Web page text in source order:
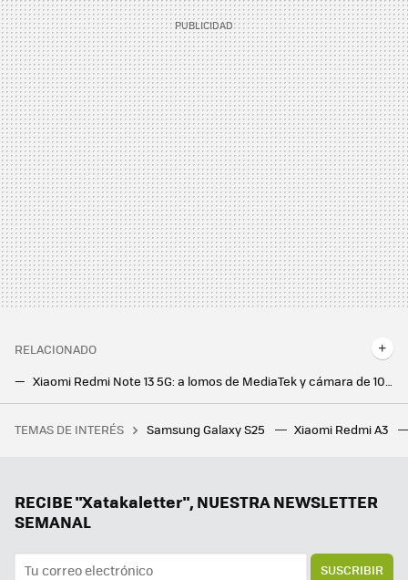
RELACIONADO
Los Redmi Note 12 tienen competencia: así quedan contra los Redmi Note 13, el gran duelo de la gama media
Una jardinera ganó más de un millón de euros por el fallo de una web de juegos. Le dijeron que solo le pagarían 20.000, y ha ganado el juicio
TEMAS DE INTERÉS Samsung Galaxy S25 Xiaomi Redmi A3
RECIBE "Xatakaletter", NUESTRA NEWSLETTER
SEMANAL
SUSCRIBIR